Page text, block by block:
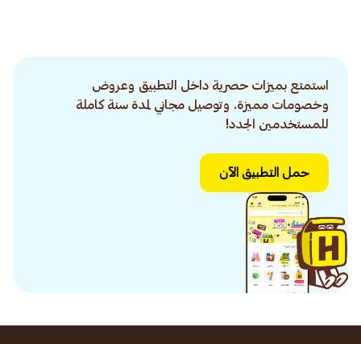
استمتع بميزات حصرية داخل التطبيق وعروض
وخصومات مميزة. وتوصيل مجاني لمدة سنة كاملة
للمستخدمين الجدد!
حمل التطبيق الآن